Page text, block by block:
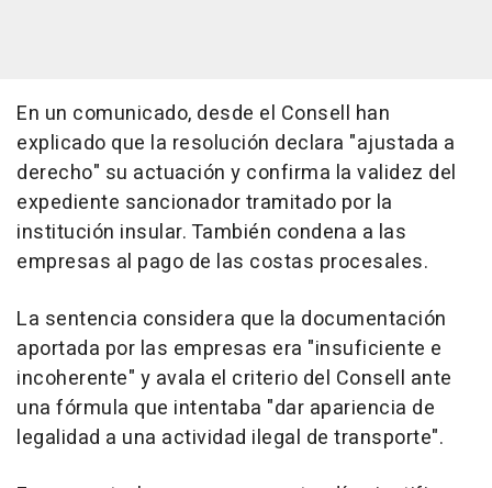
En un comunicado, desde el Consell han
explicado que la resolución declara "ajustada a
derecho" su actuación y confirma la validez del
expediente sancionador tramitado por la
institución insular. También condena a las
empresas al pago de las costas procesales.
La sentencia considera que la documentación
aportada por las empresas era "insuficiente e
incoherente" y avala el criterio del Consell ante
una fórmula que intentaba "dar apariencia de
legalidad a una actividad ilegal de transporte".